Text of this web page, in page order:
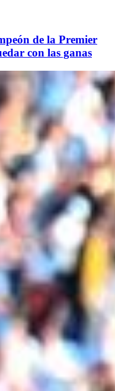
de la Premier
con las ganas